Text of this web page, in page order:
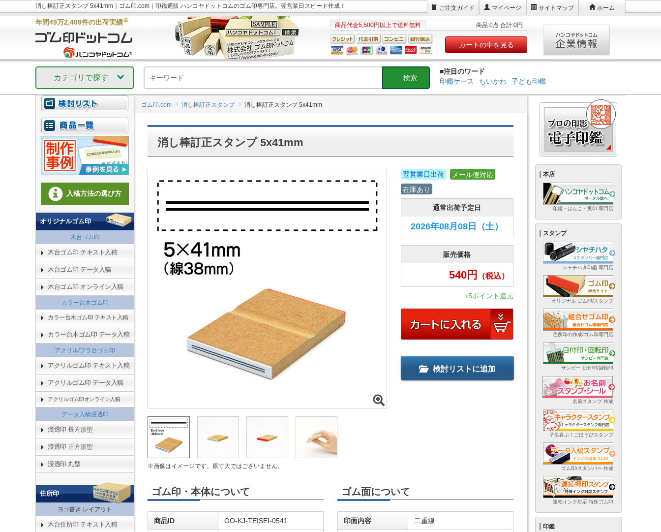
消し棒訂正スタンプ 5x41mm｜ゴム印.com｜印鑑通販 ハンコヤドットコムのゴム印専門店。翌営業日スピード作成！ ご注文ガイド マイページ サイトマップ ホーム
年間49万2,409件の出荷実績※
商品代金5,500円以上で送料無料 商品:0点 合計:0円
カートの中を見る
カテゴリで探す
■注目のワード
印鑑ケース
ちいかわ 子ども印鑑
ゴム印.com 消し棒訂正スタンプ 消し棒訂正スタンプ 5x41mm
消し棒訂正スタンプ 5x41mm
※画像はイメージです。原寸大ではございません。
翌営業日出荷
メール便対応
在庫あり
通常出荷予定日
2026年08月08日 （土）
販売価格
540円 （税込）
+5ポイント還元
検討リストに追加
ゴム印・本体について
商品ID GO-KJ-TEISEI-0541
ゴム面について
印面内容 二重線
入稿方法の選び方
オリジナルゴム印
木台ゴム印
木台ゴム印 テキスト入稿
木台ゴム印 データ入稿
木台ゴム印 オンライン入稿
カラー台木ゴム印
カラー台木ゴム印 テキスト入稿
カラー台木ゴム印 データ入稿
アクリル/プラ台ゴム印
アクリルゴム印 テキスト入稿
アクリルゴム印 データ入稿
アクリルゴム印オンライン入稿
データ入稿浸透印
浸透印 長方形型
浸透印 正方形型
浸透印 丸型
住所印
ヨコ書き レイアウト
木台住所印 テキスト入稿
本店
印鑑・はんこ・実印 専門店
スタンプ
シャチハタ印鑑 専門店
オリジナル ゴム印/スタンプ
住所印の作成/ゴム印専門店
サンビー 日付印/回転印
名前スタンプ 作成
子供喜ぶ！ごほうびスタンプ
ゴム印/スタンパー 作成
速乾インク対応 特殊ゴム印
印鑑